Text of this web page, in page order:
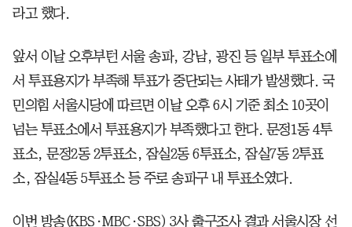
라고 했다.
앞서 이날 오후부턴 서울 송파, 강남, 광진 등 일부 투표소에
서 투표용지가 부족해 투표가 중단되는 사태가 발생했다. 국
민의힘 서울시당에 따르면 이날 오후 6시 기준 최소 10곳이
넘는 투표소에서 투표용지가 부족했다고 한다. 문정1동 4투
표소, 문정2동 2투표소, 잠실2동 6투표소, 잠실7동 2투표
소, 잠실4동 5투표소 등 주로 송파구 내 투표소였다.
이번 방송(KBS·MBC·SBS) 3사 출구조사 결과 서울시장 선